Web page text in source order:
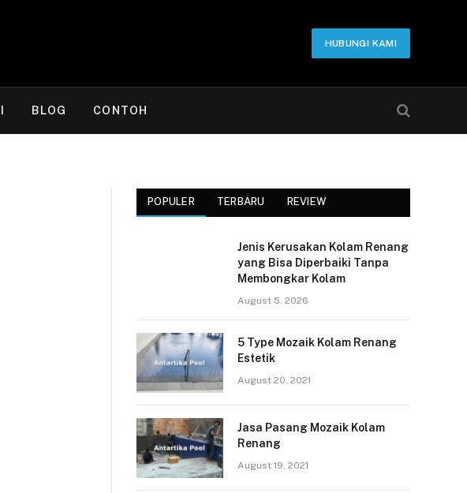
HUBUNGI KAMI
BLOG CONTOH
POPULER TERBARU REVIEW
Jenis Kerusakan Kolam Renang
yang Bisa Diperbaiki Tanpa
Membongkar Kolam
August 5, 2026
5 Type Mozaik Kolam Renang
Estetik
August 20, 2021
Jasa Pasang Mozaik Kolam
Renang
August 19, 2021